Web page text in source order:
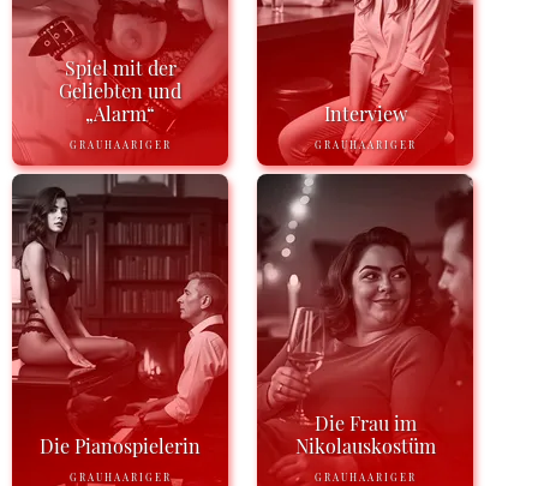
Spiel mit der
Geliebten und
„Alarm“
GRAUHAARIGER
Interview
GRAUHAARIGER
Die Pianospielerin
GRAUHAARIGER
Die Frau im
Nikolauskostüm
GRAUHAARIGER